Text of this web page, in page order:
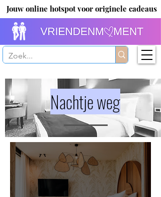
Jouw online hotspot voor originele cadeaus
Nachtje weg